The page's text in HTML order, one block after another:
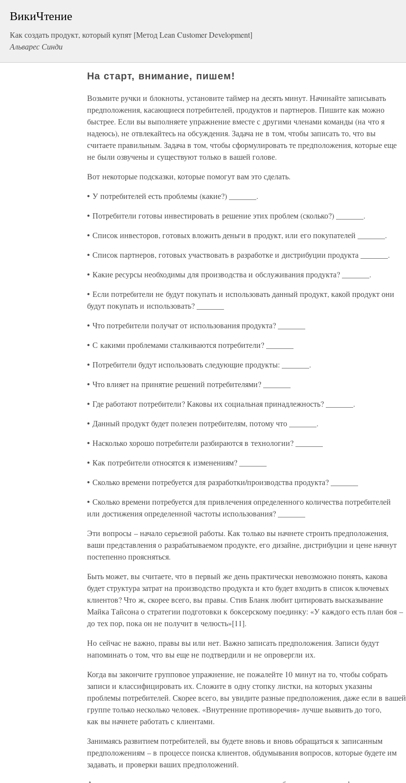
ВикиЧтение
Как создать продукт, который купят [Метод Lean Customer Development]
Альварес Синди
На старт, внимание, пишем!
Возьмите ручки и блокноты, установите таймер на десять минут. Начинайте записывать
предположения, касающиеся потребителей, продуктов и партнеров. Пишите как можно
быстрее. Если вы выполняете упражнение вместе с другими членами команды (на что я
надеюсь), не отвлекайтесь на обсуждения. Задача не в том, чтобы записать то, что вы
считаете правильным. Задача в том, чтобы сформулировать те предположения, которые еще
не были озвучены и существуют только в вашей голове.
Вот некоторые подсказки, которые помогут вам это сделать.
• У потребителей есть проблемы (какие?) _______.
• Потребители готовы инвестировать в решение этих проблем (сколько?) _______.
• Список инвесторов, готовых вложить деньги в продукт, или его покупателей _______.
• Список партнеров, готовых участвовать в разработке и дистрибуции продукта _______.
• Какие ресурсы необходимы для производства и обслуживания продукта? _______.
• Если потребители не будут покупать и использовать данный продукт, какой продукт они
будут покупать и использовать? _______
• Что потребители получат от использования продукта? _______
• С какими проблемами сталкиваются потребители? _______
• Потребители будут использовать следующие продукты: _______.
• Что влияет на принятие решений потребителями? _______
• Где работают потребители? Каковы их социальная принадлежность? _______.
• Данный продукт будет полезен потребителям, потому что _______.
• Насколько хорошо потребители разбираются в технологии? _______
• Как потребители относятся к изменениям? _______
• Сколько времени потребуется для разработки/производства продукта? _______
• Сколько времени потребуется для привлечения определенного количества потребителей
или достижения определенной частоты использования? _______
Эти вопросы – начало серьезной работы. Как только вы начнете строить предположения,
ваши представления о разрабатываемом продукте, его дизайне, дистрибуции и цене начнут
постепенно проясняться.
Быть может, вы считаете, что в первый же день практически невозможно понять, какова
будет структура затрат на производство продукта и кто будет входить в список ключевых
клиентов? Что ж, скорее всего, вы правы. Стив Бланк любит цитировать высказывание
Майка Тайсона о стратегии подготовки к боксерскому поединку: «У каждого есть план боя –
до тех пор, пока он не получит в челюсть»[11].
Но сейчас не важно, правы вы или нет. Важно записать предположения. Записи будут
напоминать о том, что вы еще не подтвердили и не опровергли их.
Когда вы закончите групповое упражнение, не пожалейте 10 минут на то, чтобы собрать
записи и классифицировать их. Сложите в одну стопку листки, на которых указаны
проблемы потребителей. Скорее всего, вы увидите разные предположения, даже если в вашей
группе только несколько человек. «Внутренние противоречия» лучше выявить до того,
как вы начнете работать с клиентами.
Занимаясь развитием потребителей, вы будете вновь и вновь обращаться к записанным
предположениям – в процессе поиска клиентов, обдумывания вопросов, которые будете им
задавать, и проверки ваших предположений.